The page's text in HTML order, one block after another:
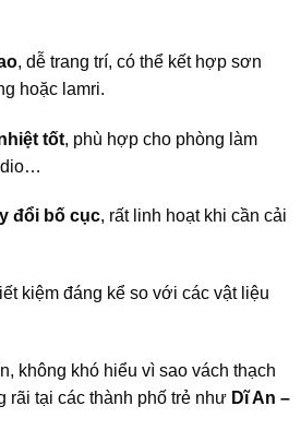
, dễ trang trí, có thể kết hợp sơn
hoặc lamri.
tốt, phù hợp cho phòng làm
đổi bố cục, rất linh hoạt khi cần cải
kiệm đáng kể so với các vật liệu
không khó hiểu vì sao vách thạch
rãi tại các thành phố trẻ như Dĩ An –